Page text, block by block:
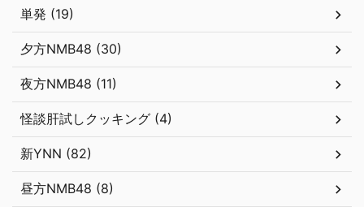
単発 (19)
夕方NMB48 (30)
夜方NMB48 (11)
怪談肝試しクッキング (4)
新YNN (82)
昼方NMB48 (8)